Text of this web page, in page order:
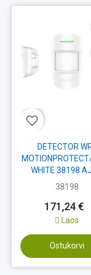
favorite_border
DETECTOR
WHITE 38198
38198
171,24 €
Laos
Ostukorvi